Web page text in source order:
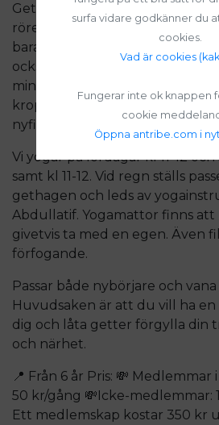
Get-yoga är en härlig
rörelser, frisk luft och djurens
bara ger dig fysisk träning och
också ett extra leende på
minskar stress och frigör lugn-
kroppen. Och vem kan motstå
nyfiket kommer fram mitt i en
Vi yogar på lördagar kl 11-12 och
samt kl 11-12. Vid regn ställs
gethagen och leds av
Abdullatif. Yogamattor finns att
givetvis ta med en egen. Även
förfogande.
Passar både nybörjare och vana
Huvudsaken är att du vill ha
dig och låta getter förgylla din
och närhet.
📍 Från 6 år Pris: 💸
50 kr/gång 💸Icke-medlemmar:
Ett medlemskap kostar 350 kr
surfa vidare godkänner du
cookies.
Vad är cookies
Fungerar inte ok knappen
cookie
Öppna antribe.com i